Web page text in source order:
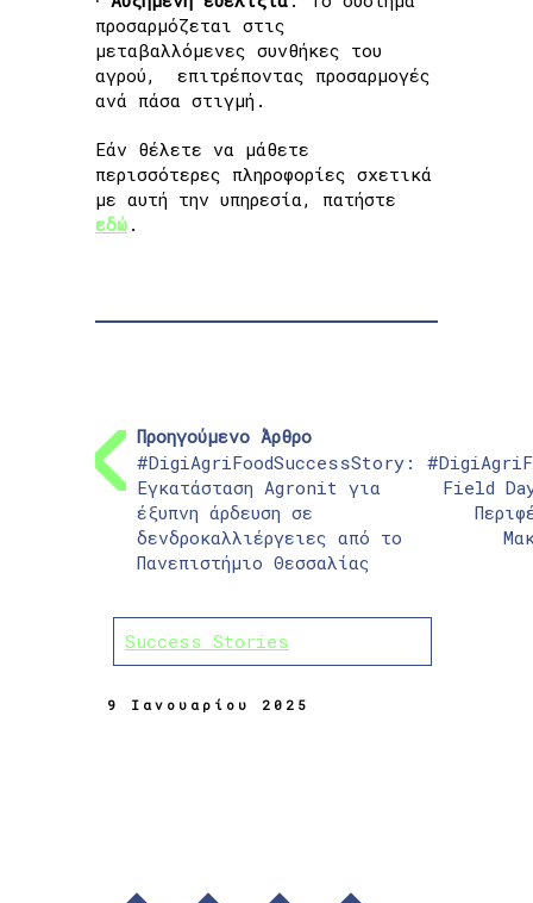
προσαρμόζεται στις
μεταβαλλόμενες συνθήκες του
αγρού, επιτρέποντας προσαρμογές
ανά πάσα στιγμή.
Εάν θέλετε να μάθετε
περισσότερες πληροφορίες σχετικά
με αυτή την υπηρεσία, πατήστε
εδώ .
Προηγούμενο Άρθρο
#DigiAgriFoodSuccessStory:
Εγκατάσταση Agronit για
έξυπνη άρδευση σε
δενδροκαλλιέργειες από το
Πανεπιστήμιο Θεσσαλίας
Field
Success Stories
9 Ιανουαρίου 2025